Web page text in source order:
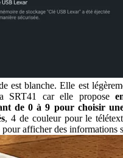
est blanche. Elle est
SRT41 car elle propose
de 0 à 9 pour choisir
, 4 de couleur pour le
pour afficher des informations